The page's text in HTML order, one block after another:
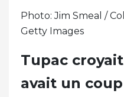
Photo: Jim Smeal /
Getty Images
Tupac
avait un